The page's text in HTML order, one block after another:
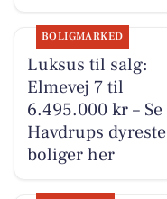
BOLIGMARKED
Luksus til salg:
Elmevej 7 til
6.495.000 kr – Se
Havdrups dyreste
boliger her